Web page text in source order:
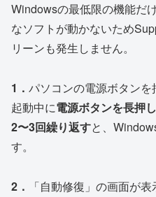
Windowsの最低限の機能だ
なソフトが動かないため
リーンも発生しません。
1． パソコンの電源ボタンを
起動中に電源ボタンを長押
2〜3回繰り返すと、
す。
2． 「自動修復」の画面が表